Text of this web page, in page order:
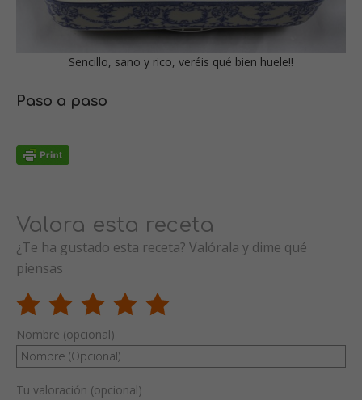
Sencillo, sano y rico, veréis qué bien huele!!
Paso a paso
Valora esta receta
¿Te ha gustado esta receta? Valórala y dime qué
piensas
Nombre (opcional)
Tu valoración (opcional)